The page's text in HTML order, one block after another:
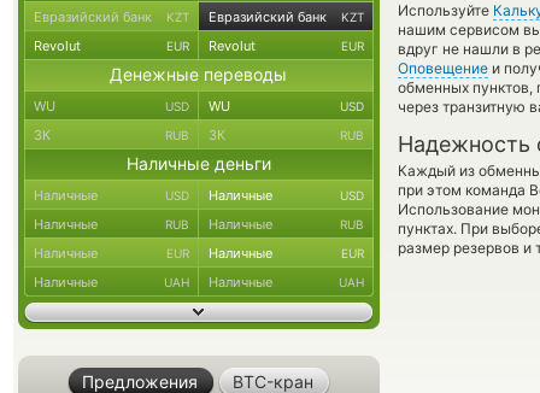
Используйте
нашим сервисом
вдруг не нашли в
Оповещение и
обменных
через транзитную
Надежность
Каждый из
при этом команда
Использование
пунктах. При
размер резервов и
Евразийский банк KZT Евразийский банк KZT
Revolut EUR Revolut EUR
Денежные переводы
WU USD WU USD
ЗК RUB ЗК RUB
Наличные деньги
Наличные USD Наличные USD
Наличные RUB Наличные RUB
Наличные EUR Наличные EUR
Наличные UAH Наличные UAH
Предложения BTC-кран